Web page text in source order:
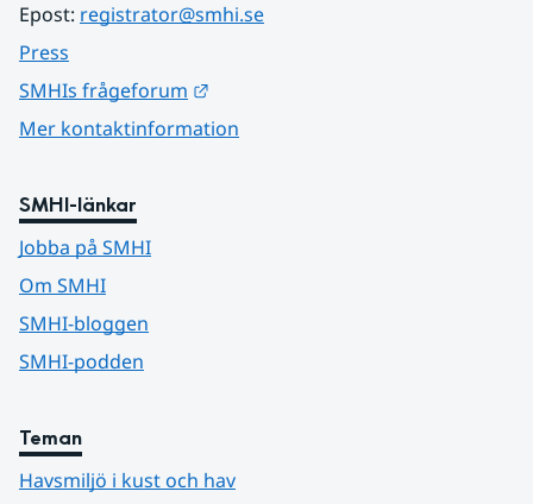
Epost: registrator@smhi.se
Press
SMHIs frågeforum
Mer kontaktinformation
SMHI-länkar
Jobba på SMHI
Om SMHI
SMHI-bloggen
SMHI-podden
Teman
Havsmiljö i kust och hav